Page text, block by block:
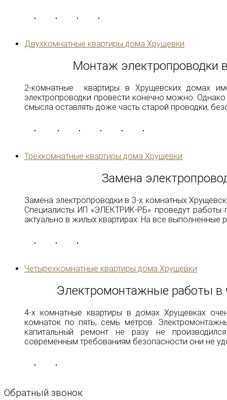
Двухкомнатные квартиры дома Хрущевки
Монтаж электропроводки
2-комнатные квартиры в Хрущевских домах
электропроводки провести конечно можно.
смысла оставлять доже часть старой проводки,
Трехкомнатные квартиры дома Хрущевки
Замена
Замена электропроводки в 3-х комнатных
Специалисты ИП «ЭЛЕКТРИК-РБ» проведут
актуально в жилых квартирах. На все выполненные
Четырехкомнатные квартиры дома Хрущевки
Электромонтажные работы в
4-х комнатные квартиры в домах Хрущевках
комнаток по пять, семь метров.
капитальный ремонт не разу не
современным требованиям безопасности они не
Обратный звонок